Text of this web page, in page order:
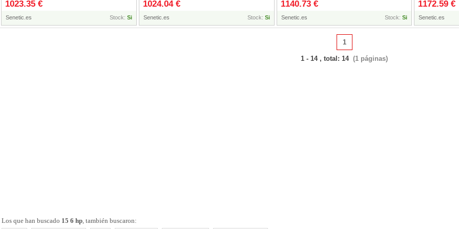
968R3ET#AKD
Senetic.es Stock: Si
1023.35 €
Senetic.es Stock: Si
1024.04 €
Senetic.es Stock:Si
1140.73 €
Senetic.es
1172.59 €
1
1 - 14 , total: 14(1 páginas)
Los que han buscado 15 6 hp, también buscaron: